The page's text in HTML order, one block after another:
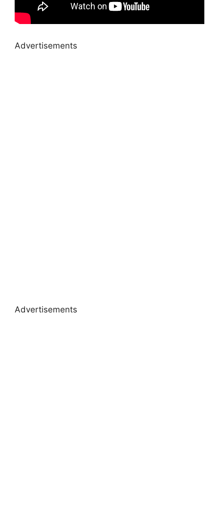
Advertisements
Advertisements